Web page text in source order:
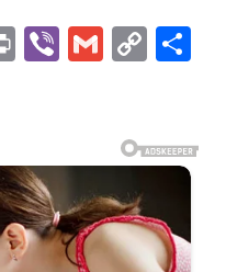
PrintViberGmail